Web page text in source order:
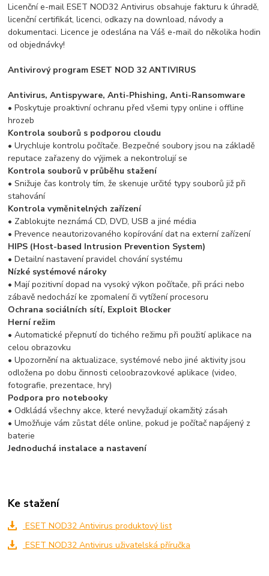
Licenční e-mail ESET NOD32 Antivirus obsahuje fakturu k úhradě,
licenční certifikát, licenci, odkazy na download, návody a
dokumentaci. Licence je odeslána na Váš e-mail do několika hodin
od objednávky!
Antivirový program ESET NOD 32 ANTIVIRUS
Antivirus, Antispyware, Anti-Phishing, Anti-Ransomware
• Poskytuje proaktivní ochranu před všemi typy online i offline
hrozeb
Kontrola souborů s podporou cloudu
• Urychluje kontrolu počítače. Bezpečné soubory jsou na základě
reputace zařazeny do výjimek a nekontrolují se
Kontrola souborů v průběhu stažení
• Snižuje čas kontroly tím, že skenuje určité typy souborů již při
stahování
Kontrola vyměnitelných zařízení
• Zablokujte neznámá CD, DVD, USB a jiné média
• Prevence neautorizovaného kopírování dat na externí zařízení
HIPS (Host-based Intrusion Prevention System)
• Detailní nastavení pravidel chování systému
Nízké systémové nároky
• Mají pozitivní dopad na vysoký výkon počítače, při práci nebo
zábavě nedochází ke zpomalení či vytížení procesoru
Ochrana sociálních sítí, Exploit Blocker
Herní režim
• Automatické přepnutí do tichého režimu při použití aplikace na
celou obrazovku
• Upozornění na aktualizace, systémové nebo jiné aktivity jsou
odložena po dobu činnosti celoobrazovkové aplikace (video,
fotografie, prezentace, hry)
Podpora pro notebooky
• Odkládá všechny akce, které nevyžadují okamžitý zásah
• Umožňuje vám zůstat déle online, pokud je počítač napájený z
baterie
Jednoduchá instalace a nastavení
Ke stažení
ESET NOD32 Antivirus produktový list
ESET NOD32 Antivirus uživatelská příručka